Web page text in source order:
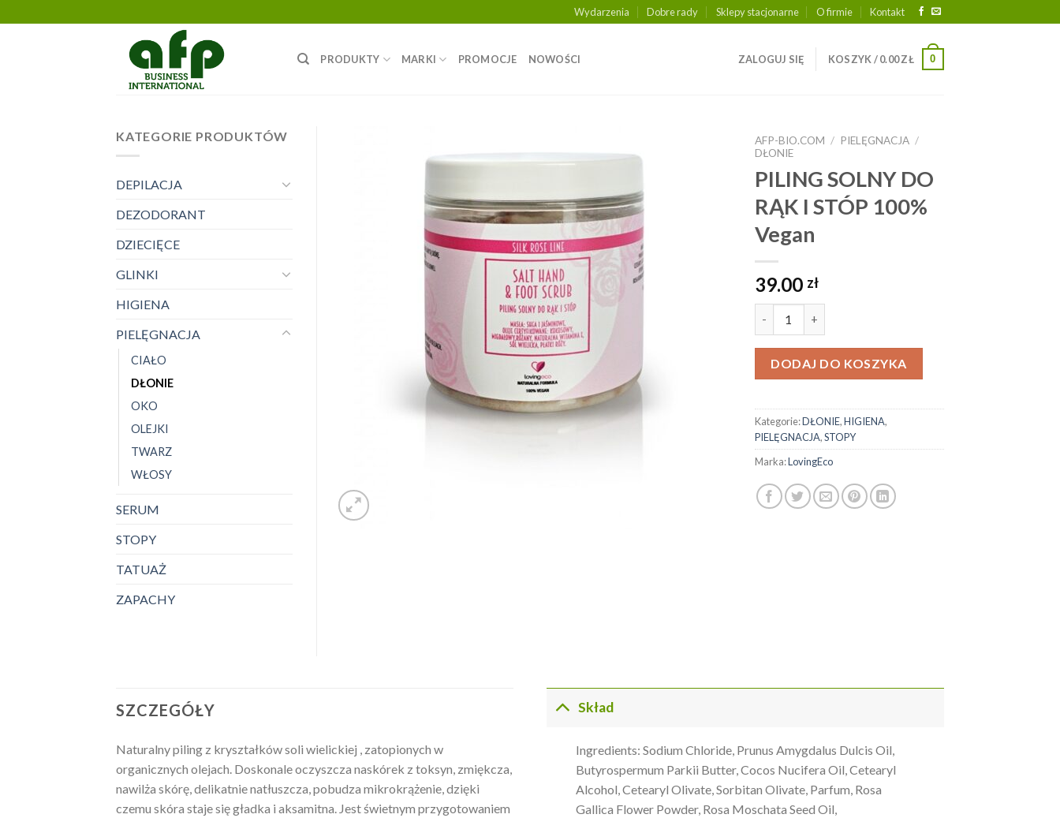
Wydarzenia Dobre rady Sklepy stacjonarne O firmie Kontakt
PRODUKTY MARKI PROMOCJE NOWOŚCI ZALOGUJ SIĘ KOSZYK /0.00ZŁ 0
AFP-BIO.COM / PIELĘGNACJA /
DŁONIE
PILING SOLNY DO
RĄK I STÓP 100%
Vegan
39.00 zł
ilość PILING SOLNY DO RĄK I STÓP 100% Vegan
DODAJ DO KOSZYKA
Kategorie:DŁONIE,HIGIENA,
PIELĘGNACJA,STOPY
Marka:LovingEco
KATEGORIE PRODUKTÓW
DEPILACJA
DEZODORANT
DZIECIĘCE
GLINKI
HIGIENA
PIELĘGNACJA
CIAŁO
DŁONIE
OKO
OLEJKI
TWARZ
WŁOSY
SERUM
STOPY
TATUAŻ
ZAPACHY
SZCZEGÓŁY
Naturalny piling z kryształków soli wielickiej , zatopionych w
organicznych olejach. Doskonale oczyszcza naskórek z toksyn, zmiękcza,
nawilża skórę, delikatnie natłuszcza, pobudza mikrokrążenie, dzięki
czemu skóra staje się gładka i aksamitna. Jest świetnym przygotowaniem
Skład
Ingredients: Sodium Chloride, Prunus Amygdalus Dulcis Oil,
Butyrospermum Parkii Butter, Cocos Nucifera Oil, Cetearyl
Alcohol, Cetearyl Olivate, Sorbitan Olivate, Parfum, Rosa
Gallica Flower Powder, Rosa Moschata Seed Oil,